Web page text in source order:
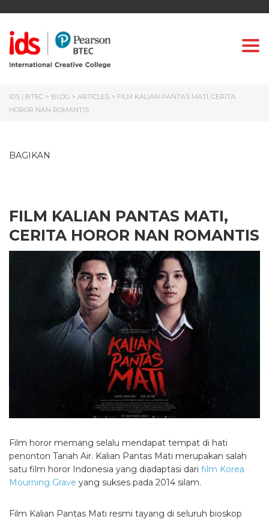
IDS | BTEC > BLOG > ARTICLES > FILM KALIAN PANTAS MATI, CERITA
HOROR NAN ROMANTIS
BAGIKAN
FILM KALIAN PANTAS MATI,
CERITA HOROR NAN ROMANTIS
Film horor memang selalu mendapat tempat di hati
penonton Tanah Air. Kalian Pantas Mati merupakan salah
satu film horor Indonesia yang diadaptasi dari film Korea
Mourning Grave yang sukses pada 2014 silam.
Film Kalian Pantas Mati resmi tayang di seluruh bioskop